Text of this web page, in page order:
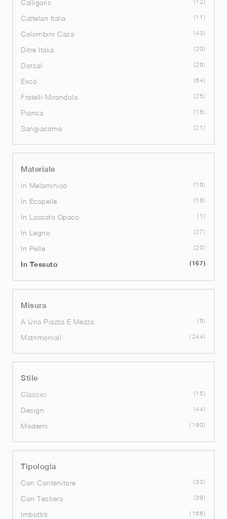
Calligaris
Cattelan Italia 11
Colombini Casa 43
Ditre Italia 20
Dorsal 26
Excò 64
Fratelli Mirandola 25
Pianca 18
Sangiacomo 21
Materiale
In Melaminico
16
In Ecopelle 18
In Laccato Opaco 1
In Legno 27
In Pelle 20
In Tessuto 167
Misura
A Una Piazza E Mezza
5
Matrimoniali 244
Stile
Classici
15
Design 44
Moderni 190
Tipologia
Con Contenitore
33
Con Testiera 39
Imbottiti 168